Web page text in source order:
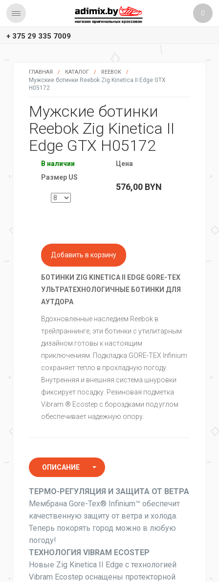
0
+ 375 29 335 7009
ГЛАВНАЯ / КАТАЛОГ / REEBOK /
Мужские ботинки Reebok Zig Kinetica II Edge GTX
H05172
Мужские ботинки
Reebok Zig Kinetica II
Edge GTX H05172
В наличии
Размер US
Цена
576,00BYN
БОТИНКИ ZIG KINETICA II EDGE GORE-TEX
УЛЬТРАТЕХНОЛОГИЧНЫЕ БОТИНКИ ДЛЯ
АУТДОРА
Вдохновленные наследием Reebok в
трейлраннинге, эти ботинки с утилитарным
дизайном готовы к настоящим
приключениям. Подкладка GORE-TEX Infinium
сохраняет тепло в прохладную погоду.
Внутренняя и внешняя система шнуровки
фиксирует посадку. Резиновая подметка
Vibram ® Ecostep с бороздками под углом
обеспечивает надежную опору.
ОПИСАНИЕ
ХАРАКТЕРИСТИКИ
КОММЕНТАРИИ
ТЕРМО-РЕГУЛЯЦИЯ И ЗАЩИТА ОТ ВЕТРА
Мембрана Gore-Tex® Infinium™ обеспечит
качественную защиту от ветра и холода.
Теперь покорять город можно в любую
погоду!
ТЕХНОЛОГИЯ VIBRAM ECOSTEP
Новые Zig Kinetica II Edge с технологией
Vibram Ecostep оснащены протекторной